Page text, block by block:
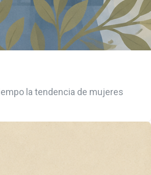
la tendencia de mujeres